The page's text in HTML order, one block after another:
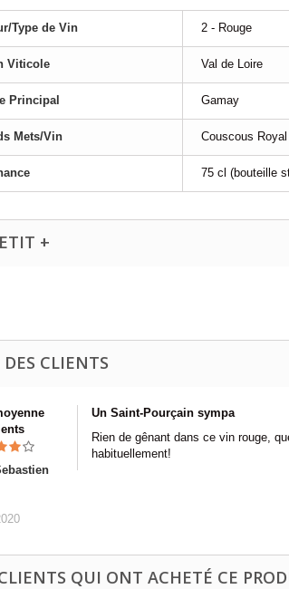
Type de Vin 2 - Rouge
Viticole Val de Loire
Principal Gamay
Mets/Vin Couscous Royal
75 cl (bouteille
+
DES CLIENTS
Un Saint-Pourçain sympa
Rien de gênant dans ce vin rouge,
habituellement!
QUI ONT ACHETÉ CE